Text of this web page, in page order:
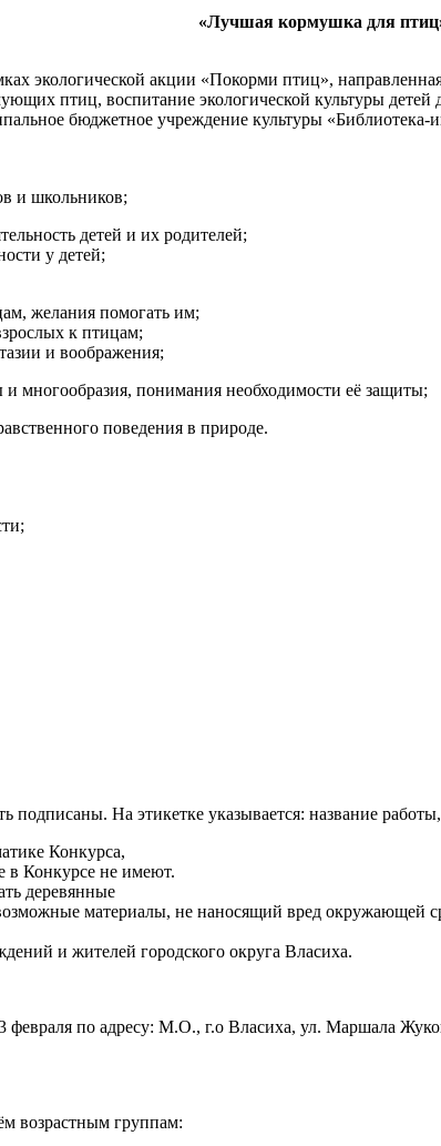
«Лучшая кормушка для
экологической акции «Покорми птиц»,
птиц, воспитание экологической культуры детей
бюджетное учреждение культуры
и школьников;
детей и их родителей;
у детей;
желания помогать им;
к птицам;
и воображения;
многообразия, понимания необходимости её защиты;
поведения в природе.
На этикетке указывается: название
Конкурса,
в Конкурсе не имеют.
деревянные
материалы, не наносящий вред окружающей
и жителей городского округа Власиха.
февраля по адресу: М.О., г.о Власиха, ул. Маршала
возрастным группам: